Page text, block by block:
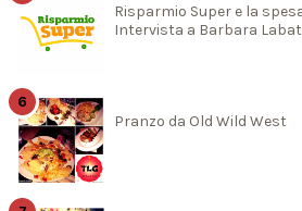
Risparmio Super e la
Intervista a Barbara
Pranzo da Old Wild West